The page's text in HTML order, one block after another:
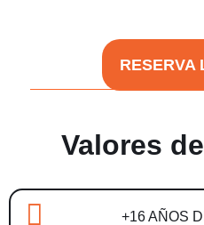
RESERVA
Valores
+16 AÑOS